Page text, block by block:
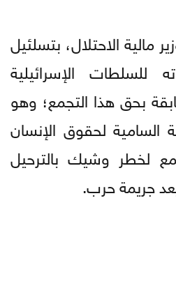
وزير مالية الاحتلال، بتسلئيل
للسلطات الإسرائيلية
بحق هذا التجمع؛ وهو
السامية لحقوق الإنسان
لخطر وشيك بالترحيل
جريمة حرب.